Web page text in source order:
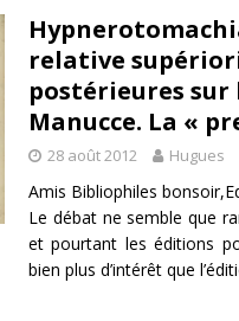
DIVERS
Portrait de relieur : Charles
relative
postérieures sur
Manucce. La «
28 août 2012 Hugues
Amis Bibliophiles
Le débat ne semble que
et pourtant les éditions
bien plus d’intérêt que